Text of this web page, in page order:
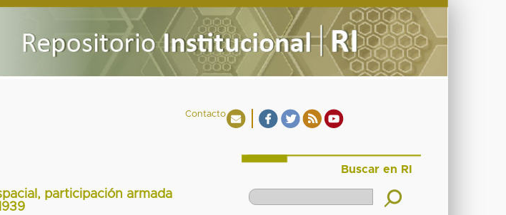
Contacto
participación armada
Buscar en RI